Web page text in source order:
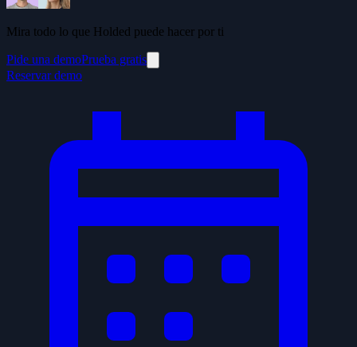
Mira todo lo que Holded puede hacer por ti
Pide una demoPrueba gratis
Reservar demo